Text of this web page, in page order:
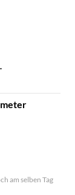
am selben Tag